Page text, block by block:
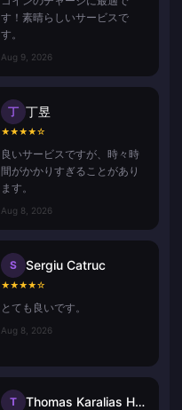
す！素晴らしいサービスで
す。
Aug 9, 2026
丁 丁昱
★★★★☆
良いサービスですが、時々時
間がかかりすぎることがあり
ます。
Aug 8, 2026
S Sergiu Catruc
★★★★☆
とても良いです。
Aug 8, 2026
T Thomas Karalias Hammerica